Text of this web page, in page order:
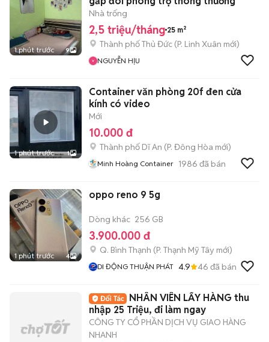
1 phút trước 9
Nhà trống
2,5 triệu/tháng 25 m²
Thành phố Thủ Đức (P. Linh Xuân mới)
NGUYỄN HỊU
1 phút trước 1
Container văn phòng 20f đen cửa
kính có video
Mới
10.000 đ
Thành phố Dĩ An (P. Đông Hòa mới)
Minh Hoàng Container 1986 đã bán
1 phút trước 4
oppo reno 9 5g
Dòng khác 256 GB
3.900.000 đ
Q. Bình Thạnh (P. Thạnh Mỹ Tây mới)
DI ĐỘNG THUẬN PHÁT 4.9 46 đã bán
NHÂN VIÊN LẤY HÀNG thu
nhập 25 Triệu, đi làm ngay
CÔNG TY CỔ PHẦN DỊCH VỤ GIAO HÀNG
NHANH